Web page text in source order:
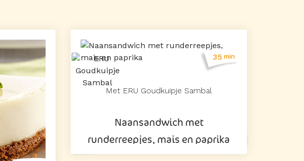
35 min
Met ERU Goudkuipje Sambal
Naansandwich met
runderreepjes, mais en paprika